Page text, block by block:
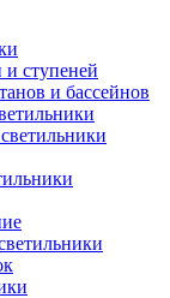
и ступеней
и бассейнов